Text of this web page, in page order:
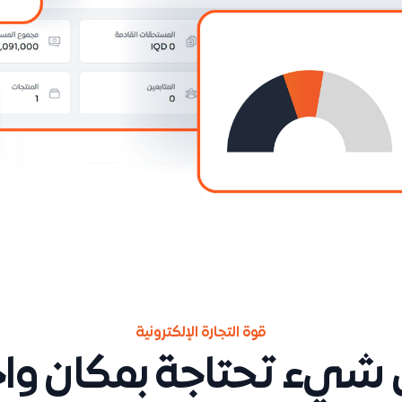
قوة التجارة الإلكترونية
شيء تحتاجة بمكان